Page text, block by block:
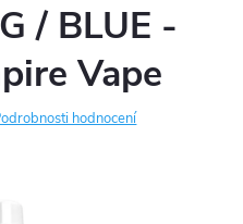
/ BLUE -
Vape
hodnocení